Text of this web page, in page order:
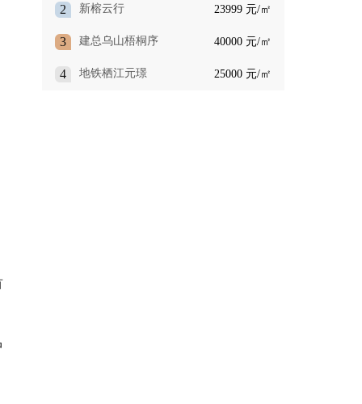
2 新榕云行 23999 元/㎡
3 建总乌山梧桐序 40000 元/㎡
4 地铁栖江元璟 25000 元/㎡